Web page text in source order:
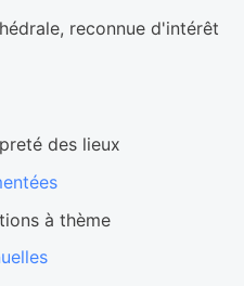
reconnue d'intérêt
des lieux
à thème